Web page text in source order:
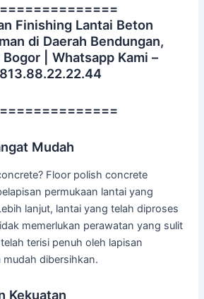
Finishing Lantai Beton
di Daerah Bendungan,
| Whatsapp Kami –
Mudah
Floor polish concrete
permukaan lantai yang
lanjut, lantai yang telah diproses
memerlukan perawatan yang sulit
terisi penuh oleh lapisan
dibersihkan.
Kekuatan